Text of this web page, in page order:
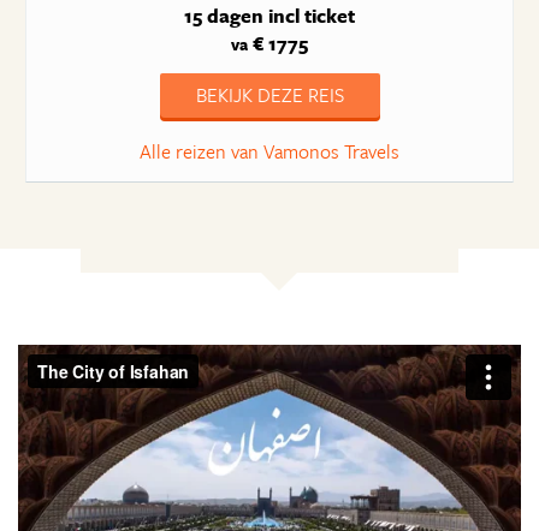
15 dagen incl ticket
va € 1775
BEKIJK DEZE REIS
Alle reizen van Vamonos Travels